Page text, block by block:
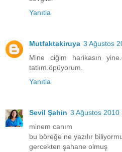
Yanıtla
Mutfaktakiruya 3 Ağustos
Mine ciğim harikasın
tatlım.öpüyorum.
Yanıtla
Sevil Şahin 3 Ağustos 2010
minem canım
bu böreğe ne yazılır
gercekten şahane olmuş